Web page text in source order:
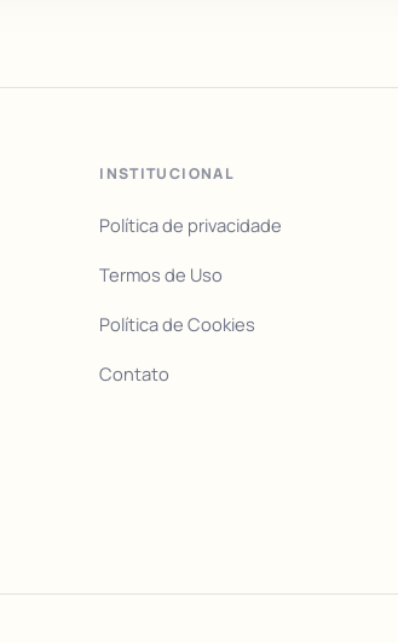
INSTITUCIONAL
Política de privacidade
Termos de Uso
Política de Cookies
Contato